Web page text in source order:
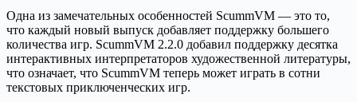
Одна из замечательных особенностей ScummVM — это то,
что каждый новый выпуск добавляет поддержку большего
количества игр. ScummVM 2.2.0 добавил поддержку десятка
интерактивных интерпретаторов художественной литературы,
что означает, что ScummVM теперь может играть в сотни
текстовых приключенческих игр.